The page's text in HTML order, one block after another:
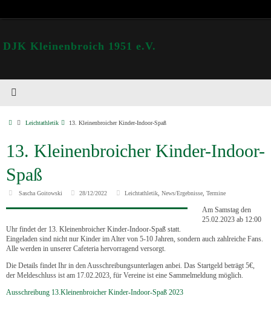
DJK Kleinenbroich 1951 e.V.
Leichtathletik 13. Kleinenbroicher Kinder-Indoor-Spaß
13. Kleinenbroicher Kinder-Indoor-
Spaß
Sascha Goitowski 28/12/2022 Leichtathletik, News/Ergebnisse, Termine
Am Samstag den
25.02.2023 ab 12:00
Uhr findet der 13. Kleinenbroicher Kinder-Indoor-Spaß statt.
Eingeladen sind nicht nur Kinder im Alter von 5-10 Jahren, sondern auch zahlreiche Fans.
Alle werden in unserer Cafeteria hervorragend versorgt.
Die Details findet Ihr in den Ausschreibungsunterlagen anbei. Das Startgeld beträgt 5€,
der Meldeschluss ist am 17.02.2023, für Vereine ist eine Sammelmeldung möglich.
Ausschreibung 13.Kleinenbroicher Kinder-Indoor-Spaß 2023